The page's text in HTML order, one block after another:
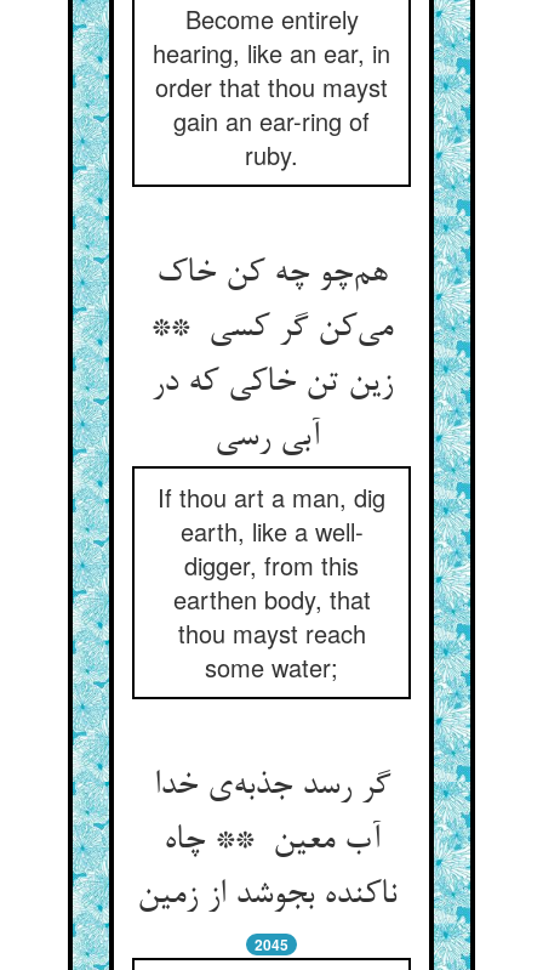
Become entirely
hearing, like an ear, in
order that thou mayst
gain an ear-ring of
ruby.
هم‌چو چه کن خاک
می‌کن گر کسی **
زین تن خاکی که در
If thou art a man, dig
earth, like a well-
digger, from this
earthen body, that
thou mayst reach
some water;
گر رسد جذبه‌ی خدا
آب معین ** چاه
ناکنده بجوشد از زمین
2045